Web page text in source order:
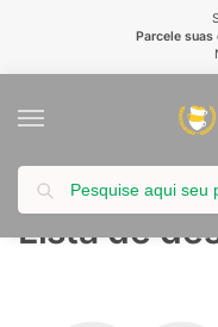
Parcele suas
Início Lista de desejo
Lista de